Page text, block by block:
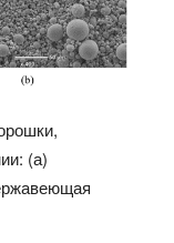
(а)